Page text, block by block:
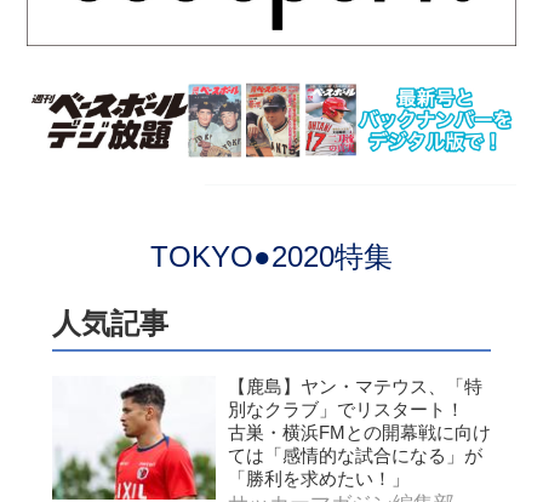
TOKYO●2020特集
人気記事
【鹿島】ヤン・マテウス、「特
別なクラブ」でリスタート！
古巣・横浜FMとの開幕戦に向け
ては「感情的な試合になる」が
「勝利を求めたい！」